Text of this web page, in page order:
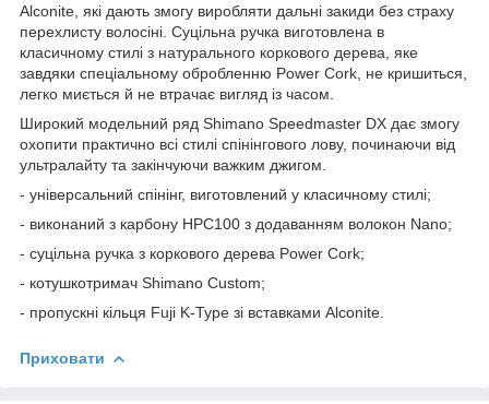
Alconite, які дають змогу виробляти дальні закиди без страху
перехлисту волосіні. Суцільна ручка виготовлена в
класичному стилі з натурального коркового дерева, яке
завдяки спеціальному обробленню Power Cork, не кришиться,
легко миється й не втрачає вигляд із часом.
Широкий модельний ряд Shimano Speedmaster DX дає змогу
охопити практично всі стилі спінінгового лову, починаючи від
ультралайту та закінчуючи важким джигом.
- універсальний спінінг, виготовлений у класичному стилі;
- виконаний з карбону HPC100 з додаванням волокон Nano;
- суцільна ручка з коркового дерева Power Cork;
- котушкотримач Shimano Custom;
- пропускні кільця Fuji K-Type зі вставками Alconite.
Приховати